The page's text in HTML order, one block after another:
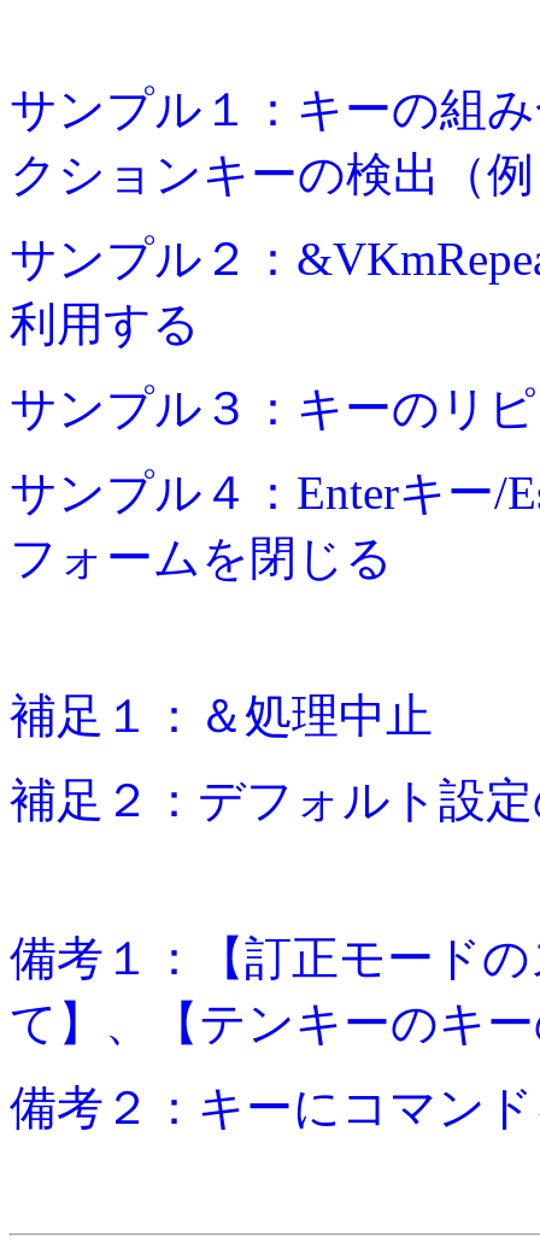
サンプル１：キーの組
クションキーの検出（
サンプル２：
利用する
サンプル３：キーのリ
サンプル４：Enterキー/
フォームを閉じる
補足１：＆処理中止
補足２：デフォルト設
備考１：【訂正モード
て】、【テンキーのキ
備考２：キーにコマン